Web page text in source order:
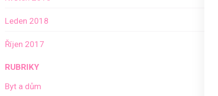
Leden 2018
Říjen 2017
RUBRIKY
Byt a dům